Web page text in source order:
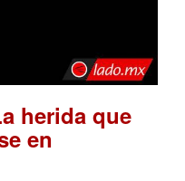
herida que
en